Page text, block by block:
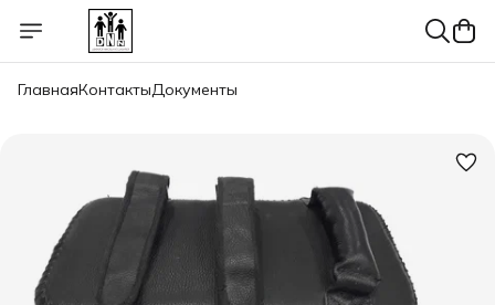
ГлавнаяКонтактыДокументы